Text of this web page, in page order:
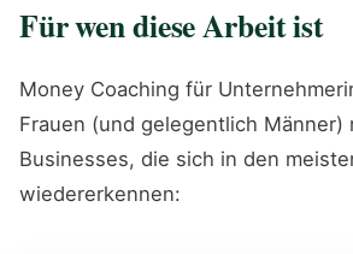
Für wen diese Arbeit ist
Money Coaching für
Frauen (und gelegentlich Männer)
Businesses, die sich in den
wiedererkennen: